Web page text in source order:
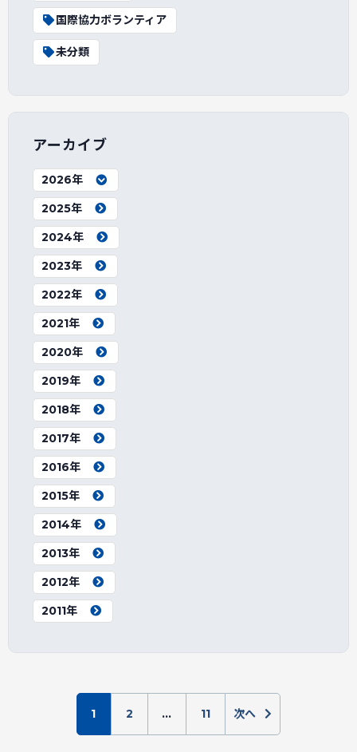
国際協力ボランティア
未分類
アーカイブ
2026年
2025年
2024年
2023年
2022年
2021年
2020年
2019年
2018年
2017年
2016年
2015年
2014年
2013年
2012年
2011年
1 2 … 11 次へ